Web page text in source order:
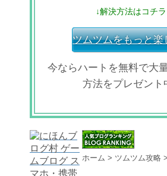
↓解決方法はコチラ
ツムツムをもっと楽
今ならハートを無料で大
方法をプレゼント
ホーム > ツムツム攻略 >